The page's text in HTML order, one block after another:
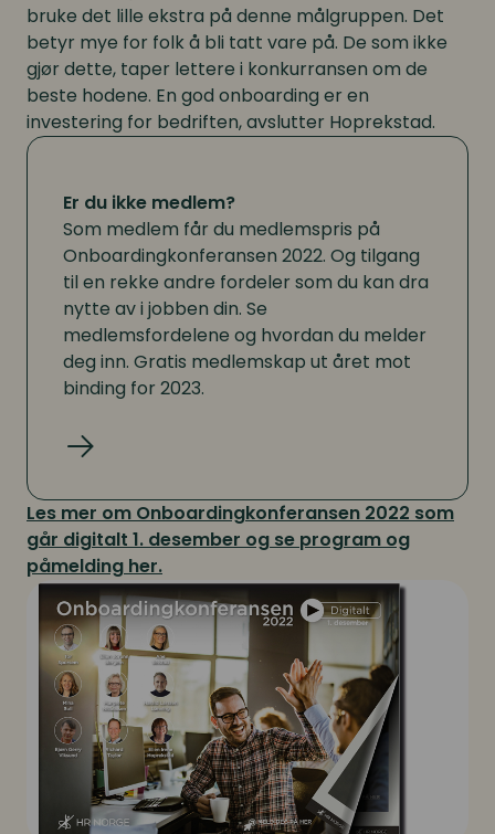
bruke det lille ekstra på denne målgruppen. Det
betyr mye for folk å bli tatt vare på. De som ikke
gjør dette, taper lettere i konkurransen om de
beste hodene. En god onboarding er en
investering for bedriften, avslutter Hoprekstad.
Er du ikke medlem?
Som medlem får du medlemspris på
Onboardingkonferansen 2022. Og tilgang
til en rekke andre fordeler som du kan dra
nytte av i jobben din. Se
medlemsfordelene og hvordan du melder
deg inn. Gratis medlemskap ut året mot
binding for 2023.
Les mer om Onboardingkonferansen 2022 som
går digitalt 1. desember og se program og
påmelding her.